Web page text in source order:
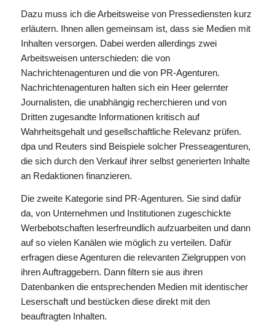
Dazu muss ich die Arbeitsweise von Pressediensten kurz
erläutern. Ihnen allen gemeinsam ist, dass sie Medien mit
Inhalten versorgen. Dabei werden allerdings zwei
Arbeitsweisen unterschieden: die von
Nachrichtenagenturen und die von PR-Agenturen.
Nachrichtenagenturen halten sich ein Heer gelernter
Journalisten, die unabhängig recherchieren und von
Dritten zugesandte Informationen kritisch auf
Wahrheitsgehalt und gesellschaftliche Relevanz prüfen.
dpa und Reuters sind Beispiele solcher Presseagenturen,
die sich durch den Verkauf ihrer selbst generierten Inhalte
an Redaktionen finanzieren.
Die zweite Kategorie sind PR-Agenturen. Sie sind dafür
da, von Unternehmen und Institutionen zugeschickte
Werbebotschaften leserfreundlich aufzuarbeiten und dann
auf so vielen Kanälen wie möglich zu verteilen. Dafür
erfragen diese Agenturen die relevanten Zielgruppen von
ihren Auftraggebern. Dann filtern sie aus ihren
Datenbanken die entsprechenden Medien mit identischer
Leserschaft und bestücken diese direkt mit den
beauftragten Inhalten.